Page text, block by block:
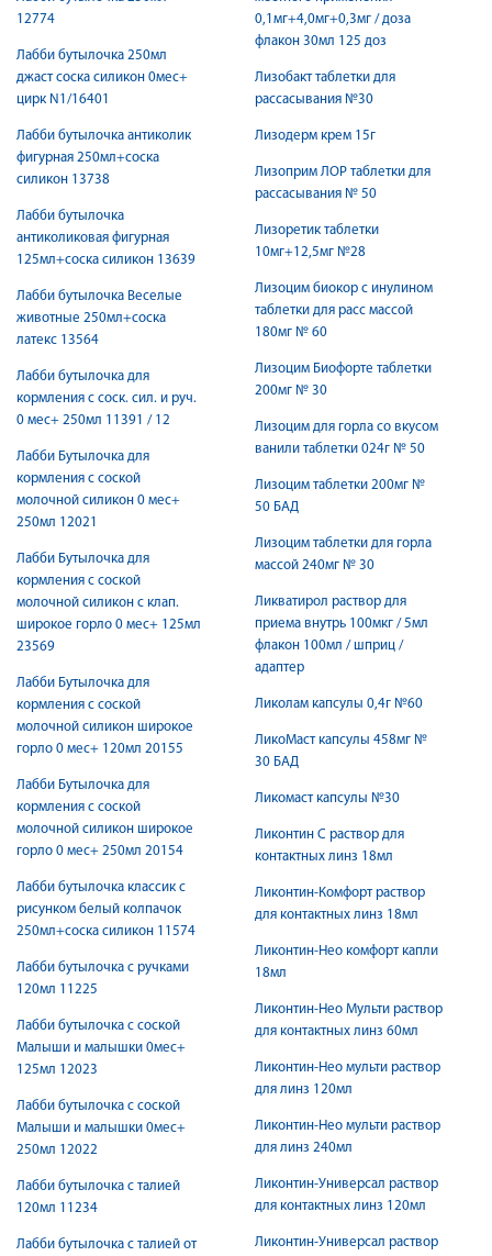
12774
Лабби бутылочка 250мл
джаст соска силикон 0мес+
цирк N1/16401
Лабби бутылочка антиколик
фигурная 250мл+соска
силикон 13738
Лабби бутылочка
антиколиковая фигурная
125мл+соска силикон 13639
Лабби бутылочка Веселые
животные 250мл+соска
латекс 13564
Лабби бутылочка для
кормления с соск. сил. и руч.
0 мес+ 250мл 11391 / 12
Лабби Бутылочка для
кормления с соской
молочной силикон 0 мес+
250мл 12021
Лабби Бутылочка для
кормления с соской
молочной силикон с клап.
широкое горло 0 мес+ 125мл
23569
Лабби Бутылочка для
кормления с соской
молочной силикон широкое
горло 0 мес+ 120мл 20155
Лабби Бутылочка для
кормления с соской
молочной силикон широкое
горло 0 мес+ 250мл 20154
Лабби бутылочка классик с
рисунком белый колпачок
250мл+соска силикон 11574
Лабби бутылочка с ручками
120мл 11225
Лабби бутылочка с соской
Малыши и малышки 0мес+
125мл 12023
Лабби бутылочка с соской
Малыши и малышки 0мес+
250мл 12022
Лабби бутылочка с талией
120мл 11234
Лабби бутылочка с талией от
0,1мг+4,0мг+0,3мг / доза
флакон 30мл 125 доз
Лизобакт таблетки для
рассасывания №30
Лизодерм крем 15г
Лизоприм ЛОР таблетки для
рассасывания № 50
Лизоретик таблетки
10мг+12,5мг №28
Лизоцим биокор с инулином
таблетки для расс массой
180мг № 60
Лизоцим Биофорте таблетки
200мг № 30
Лизоцим для горла со вкусом
ванили таблетки 024г № 50
Лизоцим таблетки 200мг №
50 БАД
Лизоцим таблетки для горла
массой 240мг № 30
Ликватирол раствор для
приема внутрь 100мкг / 5мл
флакон 100мл / шприц /
адаптер
Ликолам капсулы 0,4г №60
ЛикоМаст капсулы 458мг №
30 БАД
Ликомаст капсулы №30
Ликонтин С раствор для
контактных линз 18мл
Ликонтин-Комфорт раствор
для контактных линз 18мл
Ликонтин-Нео комфорт капли
18мл
Ликонтин-Нео Мульти раствор
для контактных линз 60мл
Ликонтин-Нео мульти раствор
для линз 120мл
Ликонтин-Нео мульти раствор
для линз 240мл
Ликонтин-Универсал раствор
для контактных линз 120мл
Ликонтин-Универсал раствор